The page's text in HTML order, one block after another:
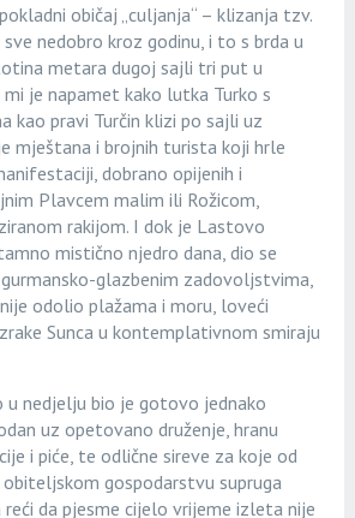
običaj „culjanja“ – klizanja tzv.
nedobro kroz godinu, i to s brda u
metara dugoj sajli tri put u
mi je napamet kako lutka Turko s
kao pravi Turčin klizi po sajli uz
mještana i brojnih turista koji hrle
dobrano opijenih i
Plavcem malim ili Rožicom,
rakijom. I dok je Lastovo
mistično njedro dana, dio se
glazbenim zadovoljstvima,
odolio plažama i moru, loveći
Sunca u kontemplativnom smiraju
u nedjelju bio je gotovo jednako
uz opetovano druženje, hranu
i piće, te odlične sireve za koje od
gospodarstvu supruga
reći da pjesme cijelo vrijeme izleta nije